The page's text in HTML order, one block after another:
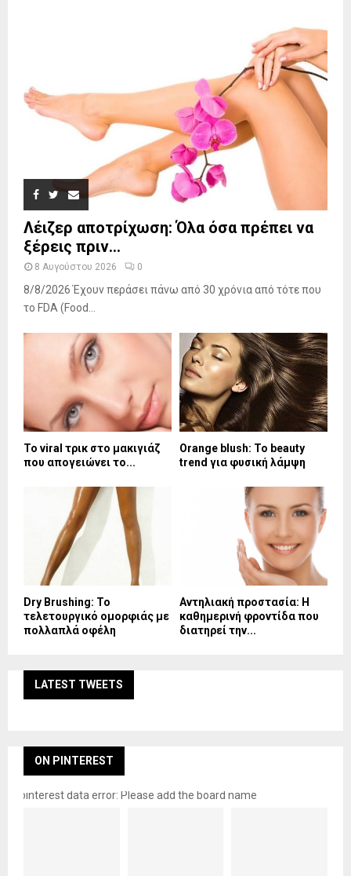
Λέιζερ αποτρίχωση: Όλα όσα πρέπει να
ξέρεις πριν...
8 Αυγούστου 2026 0
8/8/2026 Έχουν περάσει πάνω από 30 χρόνια από τότε που
το FDA (Food...
Το viral τρικ στο μακιγιάζ
που απογειώνει το...
Orange blush: Το beauty
trend για φυσική λάμψη
Dry Brushing: Το
τελετουργικό ομορφιάς με
πολλαπλά οφέλη
Αντηλιακή προστασία: Η
καθημερινή φροντίδα που
διατηρεί την...
LATEST TWEETS
ON PINTEREST
pinterest data error: Please add the board name